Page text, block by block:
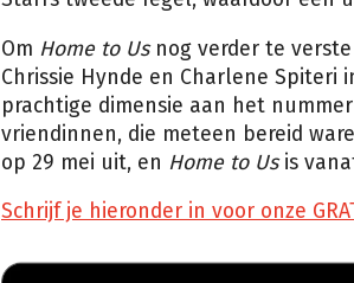
Om Home to Usnog verder te
Chrissie Hynde en Charlene Spiteri
prachtige dimensie aan het
vriendinnen, die meteen bereid
op 29 mei uit, en Home to Usis
Schrijf je hieronder in voor onze